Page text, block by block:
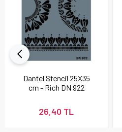
Dantel Stencil 25X35
cm - Rich DN 922
26,40 TL